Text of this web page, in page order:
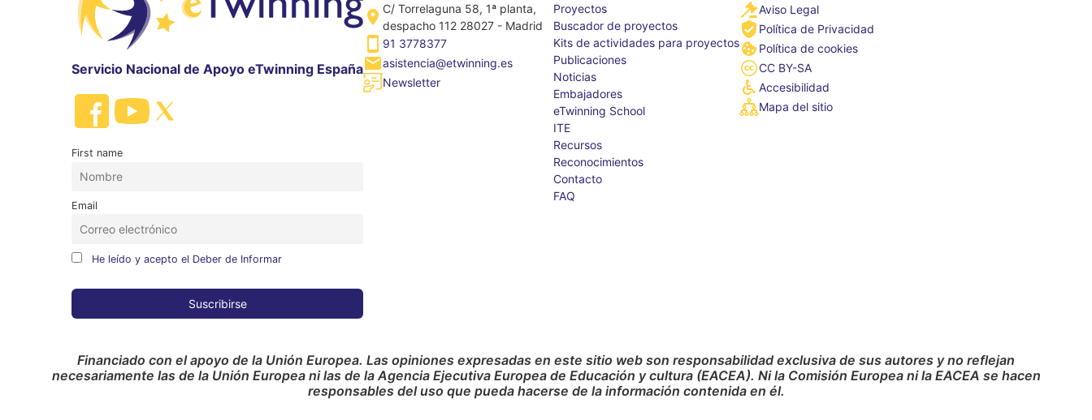
Servicio Nacional de Apoyo eTwinning España
First name
Email
He leído y acepto el Deber de Informar
C/ Torrelaguna 58, 1ª planta,
despacho 112 28027 - Madrid
91 3778377
asistencia@etwinning.es
Newsletter
Proyectos
Buscador de proyectos
Kits de actividades para proyectos
Publicaciones
Noticias
Embajadores
eTwinning School
ITE
Recursos
Reconocimientos
Contacto
FAQ
Aviso Legal
Política de Privacidad
Política de cookies
CC BY-SA
Accesibilidad
Mapa del sitio
Financiado con el apoyo de la Unión Europea. Las opiniones expresadas en este sitio web son responsabilidad exclusiva de sus autores y no reflejan
necesariamente las de la Unión Europea ni las de la Agencia Ejecutiva Europea de Educación y cultura (EACEA). Ni la Comisión Europea ni la EACEA se hacen
responsables del uso que pueda hacerse de la información contenida en él.